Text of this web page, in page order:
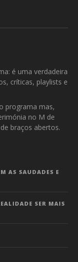
é uma verdadeira
críticas, playlists e
programa mas,
no M de
braços abertos.
AS SAUDADES E
SER MAIS